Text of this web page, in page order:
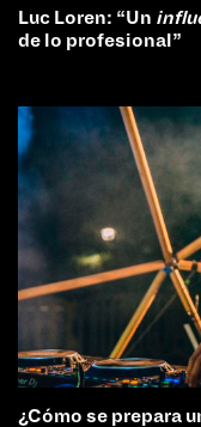
Luc Loren: “Un
de lo profesional”
¿Cómo se prepara